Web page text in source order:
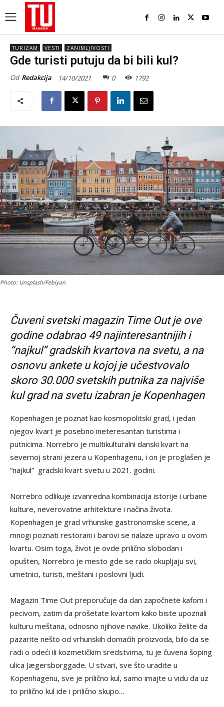
TURIZAM VESTI ZANIMLJIVOSTI
Gde turisti putuju da bi bili kul?
Od Redakcija 14/10/2021 0 1792
Photo: Unsplash/Febiyan
Čuveni svetski magazin Time Out je ove
godine odabrao 49 najinteresantnijih i
“najkul” gradskih kvartova na svetu, a na
osnovu ankete u kojoj je učestvovalo
skoro 30.000 svetskih putnika za najviše
kul grad na svetu izabran je Kopenhagen
Kopenhagen je poznat kao kosmopolitski grad, i jedan
njegov kvart je posebno ineteresantan turistima i
putnicima. Norrebro je multikulturalni danski kvart na
severnoj strani jezera u Kopenhagenu, i on je proglašen je
“najkul” gradski kvart svetu u 2021. godini.
Norrebro odlikuje izvanredna kombinacija istorije i urbane
kulture, neverovatne arhitekture i načina života.
Kopenhagen je grad vrhunske gastronomske scene, a
mnogi poznati restorani i barovi se nalaze upravo u ovom
kvartu. Osim toga, život je ovde prilično slobodan i
opušten, Norrebro je mesto gde se rado okupljaju svi,
umetnici, turisti, meštani i poslovni ljudi.
Magazin Time Out preporučuje da dan započnete kafom i
pecivom, zatim da prošetate kvartom kako biste upoznali
kulturu meštana, odnosno njihove navike. Ukoliko želite da
pazarite nešto od vrhunskih domaćih proizvoda, bilo da se
radi o odeći ili kozmetičkim sredstvima, tu je čuvena šoping
ulica Jægersborggade. U stvari, sve što uradite u
Kopenhagenu, sve je prilično kul, samo imajte u vidu da uz
to prilično kul ide i prilično skupo…